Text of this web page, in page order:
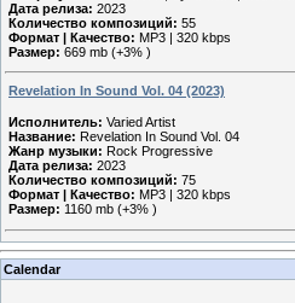
Дата релиза: 2023
Количество композиций: 55
Формат | Качество: MP3 | 320 kbps
Размер: 669 mb (+3% )
Revelation In Sound Vol. 04 (2023)
Исполнитель: Varied Artist
Название: Revelation In Sound Vol. 04
Жанр музыки: Rock Progressive
Дата релиза: 2023
Количество композиций: 75
Формат | Качество: MP3 | 320 kbps
Размер: 1160 mb (+3% )
Calendar